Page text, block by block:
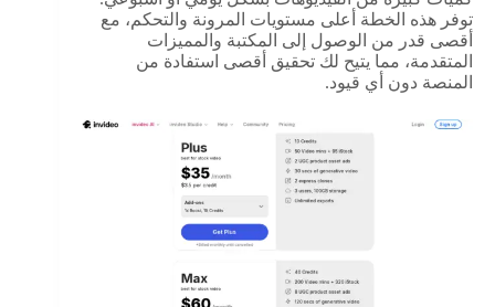
توفر هذه الخطة أعلى مستويات المرونة والتحكم، مع
أقصى قدر من الوصول إلى المكتبة والمميزات
المتقدمة، مما يتيح لك تحقيق أقصى استفادة من
المنصة دون أي قيود.